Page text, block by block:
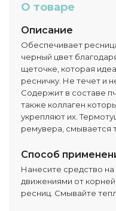
О товаре
Описание
Обеспечивает
черный цвет
щеточке, которая
ресничку. Не течет и
Содержит в составе
также коллаген
укрепляют их.
ремувера, смывается
Способ
Нанесите средство
движениями от корней
ресниц. Смывайте